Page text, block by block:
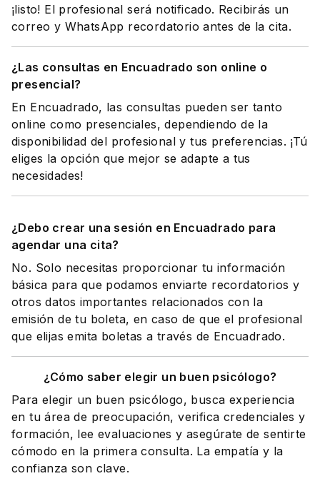
¡listo! El profesional será notificado. Recibirás un
correo y WhatsApp recordatorio antes de la cita.
¿Las consultas en Encuadrado son online o
presencial?
En Encuadrado, las consultas pueden ser tanto
online como presenciales, dependiendo de la
disponibilidad del profesional y tus preferencias. ¡Tú
eliges la opción que mejor se adapte a tus
necesidades!
¿Debo crear una sesión en Encuadrado para
agendar una cita?
No. Solo necesitas proporcionar tu información
básica para que podamos enviarte recordatorios y
otros datos importantes relacionados con la
emisión de tu boleta, en caso de que el profesional
que elijas emita boletas a través de Encuadrado.
¿Cómo saber elegir un buen psicólogo?
Para elegir un buen psicólogo, busca experiencia
en tu área de preocupación, verifica credenciales y
formación, lee evaluaciones y asegúrate de sentirte
cómodo en la primera consulta. La empatía y la
confianza son clave.